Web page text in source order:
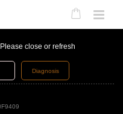
close or refresh
Diagnosis